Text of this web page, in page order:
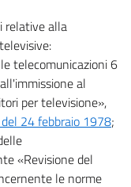
sociale
relative alla
telecomunicazioni 6
al
per televisione»,
24 febbraio 1978;
«Revisione del
le norme